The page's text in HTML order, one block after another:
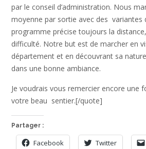
par le conseil d’administration. Nous
moyenne par sortie avec des variantes
programme précise toujours la
difficulté. Notre but est de marcher en
département et en découvrant sa
dans une bonne ambiance.
Je voudrais vous remercier encore une
votre beau sentier.[/quote]
Partager :
Facebook Twitter